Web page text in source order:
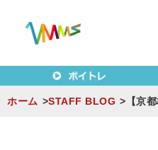
東京
MUSIC
東京（新宿・
ホーム STAFF BLOG 【京